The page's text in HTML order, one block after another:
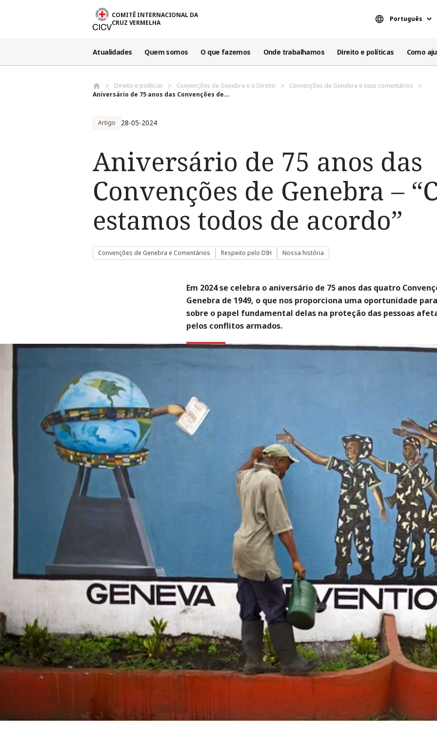
Passar para o conteúdo principal
COMITÊ INTERNACIONAL DA
CRUZ VERMELHA
Português
Atualidades Quem somos O que fazemos Onde trabalhamos Direito e políticas Como
Direito e políticas Convenções de Genebra e o Direito
Convenções de Genebra e seus comentários
Aniversário de 75 anos das Convenções de...
Artigo 28-05-2024
Aniversário de 75 anos das
Convenções de Genebra –
estamos todos de acordo”
Convenções de Genebra e Comentários Respeito pelo DIH Nossa história
Em 2024 se celebra o aniversário de 75 anos das quatro
Genebra de 1949, o que nos proporciona uma oportunidade
sobre o papel fundamental delas na proteção das pessoas
pelos conflitos armados.